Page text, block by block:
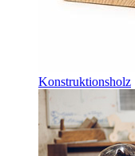
Konstruktionsholz